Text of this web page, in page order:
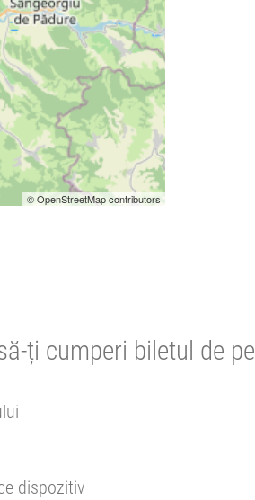
© OpenStreetMap contributors
ți cumperi biletul de pe
dispozitiv